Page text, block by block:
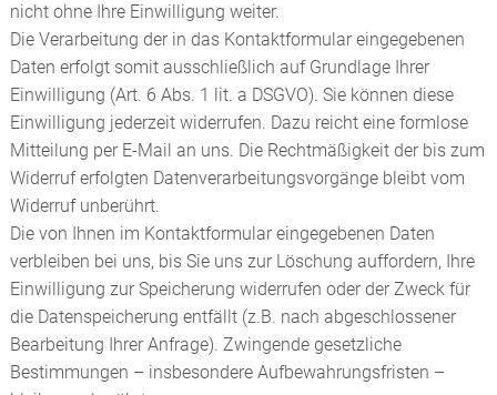
nicht ohne Ihre Einwilligung weiter.
Die Verarbeitung der in das Kontaktformular eingegebenen
Daten erfolgt somit ausschließlich auf Grundlage Ihrer
Einwilligung (Art. 6 Abs. 1 lit. a DSGVO). Sie können diese
Einwilligung jederzeit widerrufen. Dazu reicht eine formlose
Mitteilung per E-Mail an uns. Die Rechtmäßigkeit der bis zum
Widerruf erfolgten Datenverarbeitungsvorgänge bleibt vom
Widerruf unberührt.
Die von Ihnen im Kontaktformular eingegebenen Daten
verbleiben bei uns, bis Sie uns zur Löschung auffordern, Ihre
Einwilligung zur Speicherung widerrufen oder der Zweck für
die Datenspeicherung entfällt (z.B. nach abgeschlossener
Bearbeitung Ihrer Anfrage). Zwingende gesetzliche
Bestimmungen – insbesondere Aufbewahrungsfristen –